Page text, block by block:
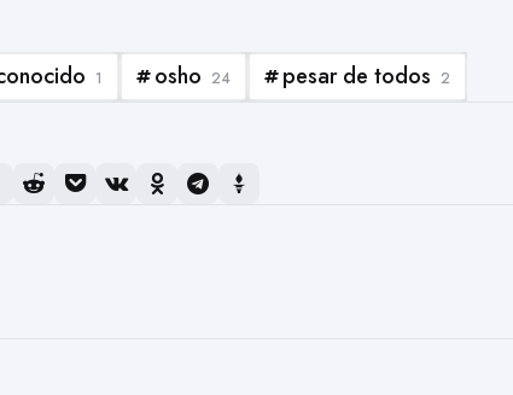
1 osho 24 pesar de todos 2